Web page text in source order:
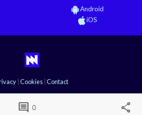
comment 0 share
Android
iOS
|Cookies |Contact